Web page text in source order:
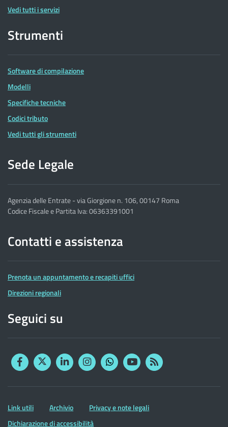
Vedi tutti i servizi
Strumenti
Software di compilazione
Modelli
Specifiche tecniche
Codici tributo
Vedi tutti gli strumenti
Sede Legale
Agenzia delle Entrate - via Giorgione n. 106, 00147 Roma
Codice Fiscale e Partita Iva: 06363391001
Contatti e assistenza
Prenota un appuntamento e recapiti uffici
Direzioni regionali
Seguici su
FacebookTwitterLinkedinInstagram
YouTubeRSS
Altre
informazioni
Link utili Archivio
Privacy e note legali
Dichiarazione di accessibilità